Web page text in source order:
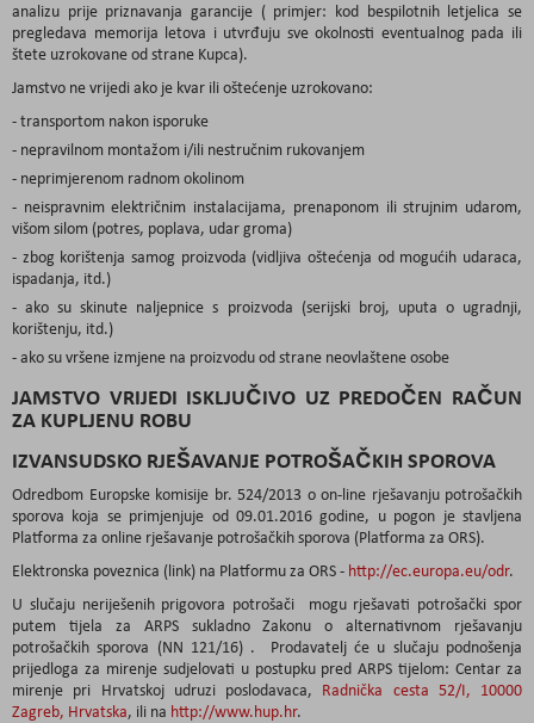
analizu prije priznavanja garancije ( primjer: kod bespilotnih letjelica se
pregledava memorija letova i utvrđuju sve okolnosti eventualnog pada ili
štete uzrokovane od strane Kupca).
Jamstvo ne vrijedi ako je kvar ili oštećenje uzrokovano:
- transportom nakon isporuke
- nepravilnom montažom i/ili nestručnim rukovanjem
- neprimjerenom radnom okolinom
- neispravnim električnim instalacijama, prenaponom ili strujnim udarom,
višom silom (potres, poplava, udar groma)
- zbog korištenja samog proizvoda (vidljiva oštećenja od mogućih udaraca,
ispadanja, itd.)
- ako su skinute naljepnice s proizvoda (serijski broj, uputa o ugradnji,
korištenju, itd.)
- ako su vršene izmjene na proizvodu od strane neovlaštene osobe
JAMSTVO VRIJEDI ISKLJUČIVO UZ PREDOČEN RAČUN
ZA KUPLJENU ROBU
IZVANSUDSKO RJEŠAVANJE POTROŠAČKIH SPOROVA
Odredbom Europske komisije br. 524/2013 o on-line rješavanju potrošačkih
sporova koja se primjenjuje od 09.01.2016 godine, u pogon je stavljena
Platforma za online rješavanje potrošačkih sporova (Platforma za ORS).
Elektronska poveznica (link) na Platformu za ORS - http://ec.europa.eu/odr.
U slučaju neriješenih prigovora potrošači mogu rješavati potrošački spor
putem tijela za ARPS sukladno Zakonu o alternativnom rješavanju
potrošačkih sporova (NN 121/16) . Prodavatelj će u slučaju podnošenja
prijedloga za mirenje sudjelovati u postupku pred ARPS tijelom: Centar za
mirenje pri Hrvatskoj udruzi poslodavaca, Radnička cesta 52/I, 10000
Zagreb, Hrvatska, ili na http://www.hup.hr.